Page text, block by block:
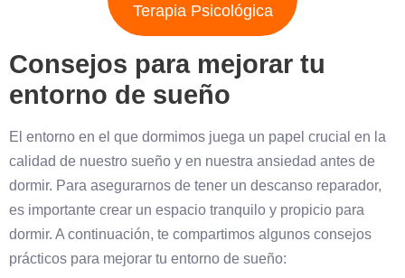
Terapia Psicológica
Consejos para mejorar tu
entorno de sueño
El entorno en el que dormimos juega un papel crucial en la
calidad de nuestro sueño y en nuestra ansiedad antes de
dormir. Para asegurarnos de tener un descanso reparador,
es importante crear un espacio tranquilo y propicio para
dormir. A continuación, te compartimos algunos consejos
prácticos para mejorar tu entorno de sueño: